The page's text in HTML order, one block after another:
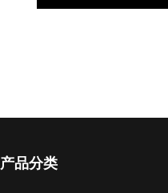
产品分类